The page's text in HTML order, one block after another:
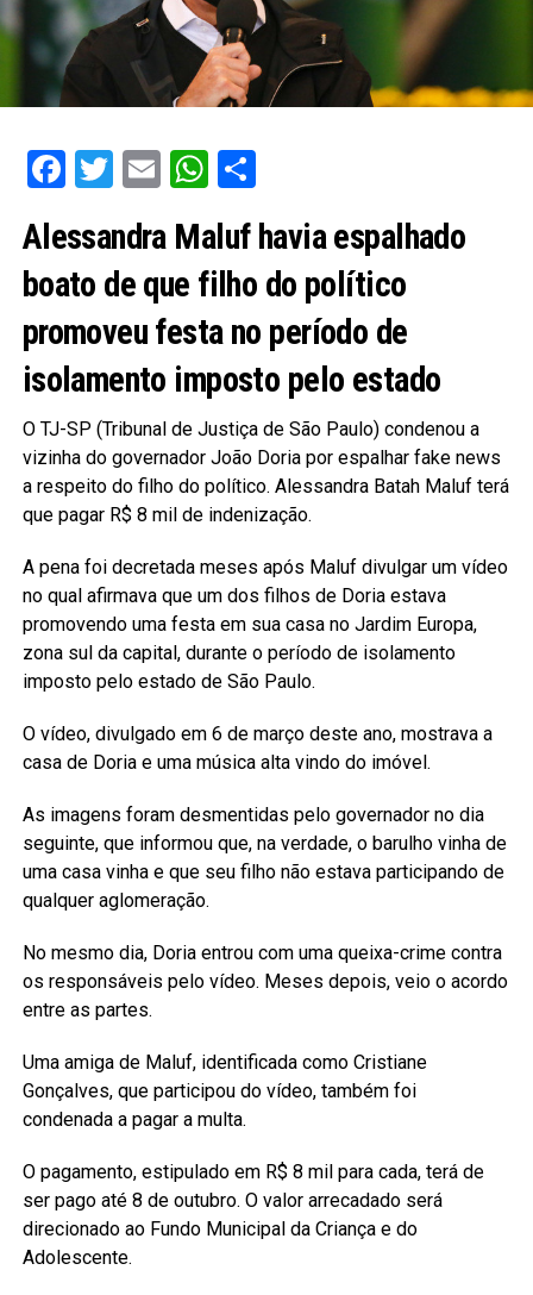
Facebook
Twitter
EmailWhatsApp
Share
Alessandra Maluf havia espalhado
boato de que filho do político
promoveu festa no período de
isolamento imposto pelo estado
O TJ-SP (Tribunal de Justiça de São Paulo) condenou a
vizinha do governador João Doria por espalhar fake news
a respeito do filho do político. Alessandra Batah Maluf terá
que pagar R$ 8 mil de indenização.
A pena foi decretada meses após Maluf divulgar um vídeo
no qual afirmava que um dos filhos de Doria estava
promovendo uma festa em sua casa no Jardim Europa,
zona sul da capital, durante o período de isolamento
imposto pelo estado de São Paulo.
O vídeo, divulgado em 6 de março deste ano, mostrava a
casa de Doria e uma música alta vindo do imóvel.
As imagens foram desmentidas pelo governador no dia
seguinte, que informou que, na verdade, o barulho vinha de
uma casa vinha e que seu filho não estava participando de
qualquer aglomeração.
No mesmo dia, Doria entrou com uma queixa-crime contra
os responsáveis pelo vídeo. Meses depois, veio o acordo
entre as partes.
Uma amiga de Maluf, identificada como Cristiane
Gonçalves, que participou do vídeo, também foi
condenada a pagar a multa.
O pagamento, estipulado em R$ 8 mil para cada, terá de
ser pago até 8 de outubro. O valor arrecadado será
direcionado ao Fundo Municipal da Criança e do
Adolescente.